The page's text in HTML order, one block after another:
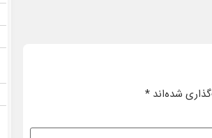
شده‌اند*